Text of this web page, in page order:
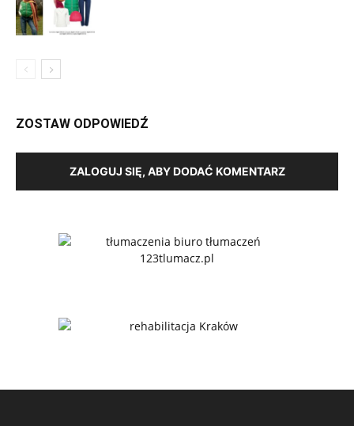
ZOSTAW ODPOWIEDŹ
ZALOGUJ SIĘ, ABY DODAĆ KOMENTARZ